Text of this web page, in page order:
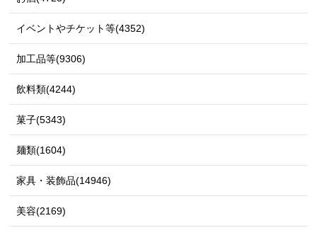
イベントやチケット等(4352)
加工品等(9306)
飲料類(4244)
菓子(5343)
麺類(1604)
家具・装飾品(14946)
美容(2169)